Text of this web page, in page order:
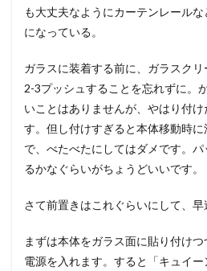
も大丈夫なようにカーテンレール
になっている。
ガラスに装着する前に、ガラスク
2-3プッシュすることを忘れずに。
いことはありませんが、やはり付
す。但し付けすぎると本体移動時
で、べたべたにしてはダメです。
るかなぐらいがちょうどいいです。
さて前置きはこれぐらいにして、早
まずは本体をガラス面に貼り付け
電源を入れます。すると「キュイ